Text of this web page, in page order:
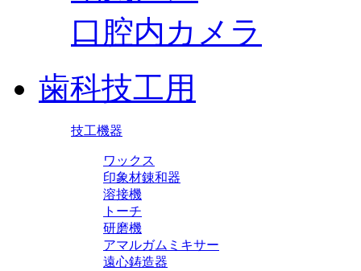
口腔内カメラ
歯科技工用
技工機器
ワックス
印象材錬和器
溶接機
トーチ
研磨機
アマルガムミキサー
遠心鋳造器